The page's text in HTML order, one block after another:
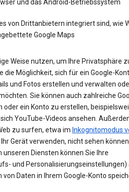
und das Android-Betriebssystem
von Drittanbietern integriert sind, wie
Google Maps
Weise nutzen, um Ihre Privatsphäre
die Möglichkeit, sich für ein Google-
und Fotos erstellen und verwalten
Sie können auch zahlreiche
ein Konto zu erstellen,
YouTube-Videos ansehen.
zu surfen, etwa im Inkognitomodus
Gerät verwenden, nicht sehen
Diensten können Sie Ihre
und Personalisierungseinstellungen)
Daten in Ihrem Google-Konto